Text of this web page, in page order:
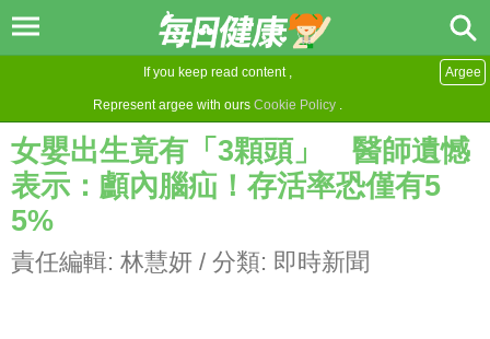
If you keep read content ,
Represent argee with ours Cookie Policy .
Argee
女嬰出生竟有「3顆頭」 醫師遺憾
表示：顱內腦疝！存活率恐僅有5
5%
責任編輯: 林慧妍 / 分類: 即時新聞